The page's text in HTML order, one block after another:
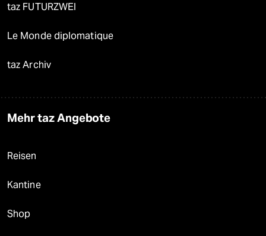
taz FUTURZWEI
Le Monde diplomatique
taz Archiv
Mehr taz Angebote
Reisen
Kantine
Shop